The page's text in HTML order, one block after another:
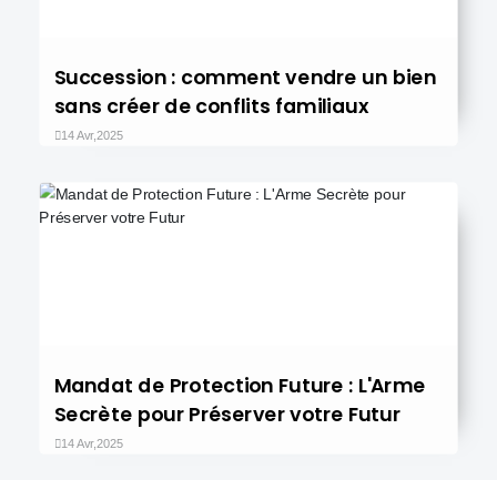
Succession : comment vendre un bien
sans créer de conflits familiaux
14 Avr,2025
Mandat de Protection Future : L'Arme
Secrète pour Préserver votre Futur
14 Avr,2025